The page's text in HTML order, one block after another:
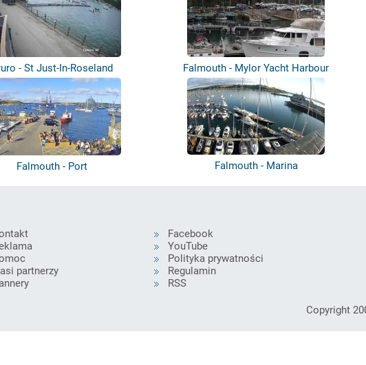
- St Just-In-Roseland Falmouth - Mylor Yacht Harbour
Falmouth - Port Falmouth - Marina
partnerzy
Facebook
YouTube
Polityka prywatności
Regulamin
RSS
Copyright